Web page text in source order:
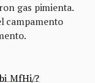
gas pimienta.
campamento
?